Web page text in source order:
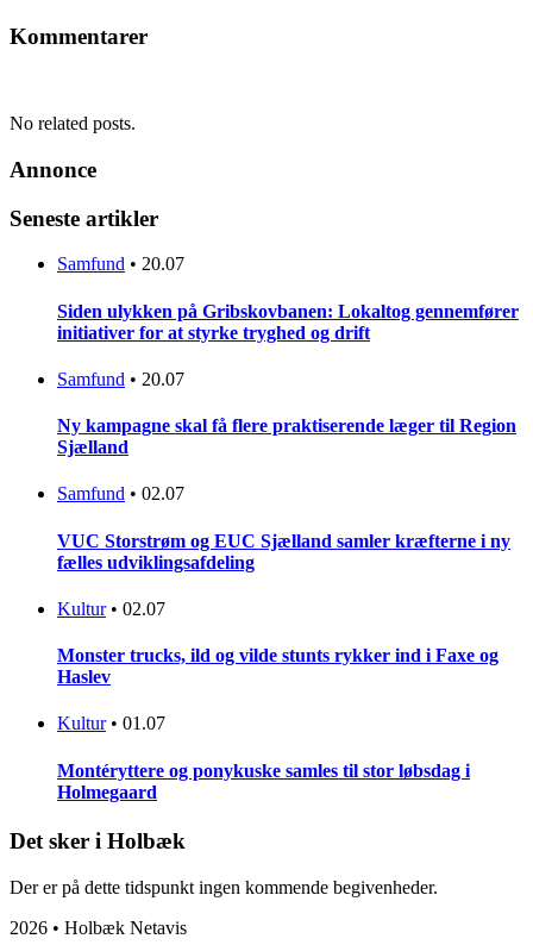
Kommentarer
No related posts.
Annonce
Seneste artikler
Samfund • 20.07
Siden ulykken på Gribskovbanen: Lokaltog gennemfører
initiativer for at styrke tryghed og drift
Samfund • 20.07
Ny kampagne skal få flere praktiserende læger til Region
Sjælland
Samfund • 02.07
VUC Storstrøm og EUC Sjælland samler kræfterne i ny
fælles udviklingsafdeling
Kultur • 02.07
Monster trucks, ild og vilde stunts rykker ind i Faxe og
Haslev
Kultur • 01.07
Montéryttere og ponykuske samles til stor løbsdag i
Holmegaard
Det sker i Holbæk
Der er på dette tidspunkt ingen kommende begivenheder.
2026 • Holbæk Netavis